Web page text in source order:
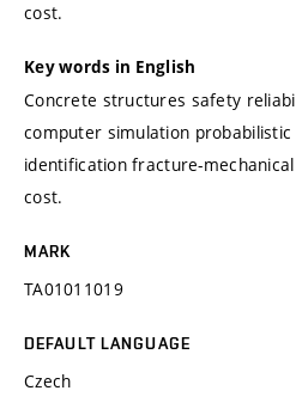
cost.
Key words in English
Concrete structures safety
computer simulation
identification fracture-
cost.
MARK
TA01011019
DEFAULT LANGUAGE
Czech